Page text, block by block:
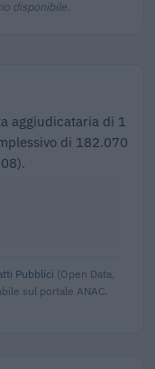
disponibile.
aggiudicataria di 1
di 182.070
Pubblici (Open Data,
sul portale ANAC.